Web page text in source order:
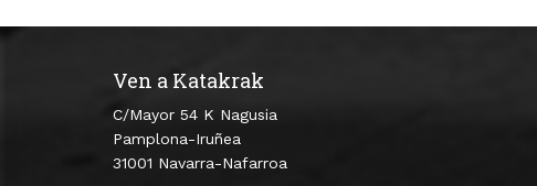
Ven a Katakrak
C/Mayor 54 K Nagusia
Pamplona-Iruñea
31001 Navarra-Nafarroa